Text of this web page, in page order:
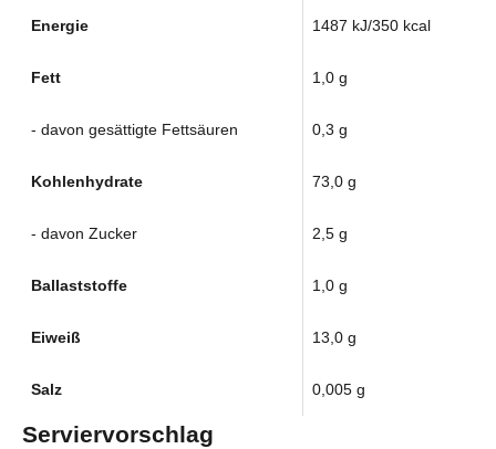
Energie 1487 kJ/350 kcal
Fett 1,0 g
- davon gesättigte Fettsäuren 0,3 g
Kohlenhydrate 73,0 g
- davon Zucker 2,5 g
Ballaststoffe 1,0 g
Eiweiß 13,0 g
Salz 0,005 g
Serviervorschlag